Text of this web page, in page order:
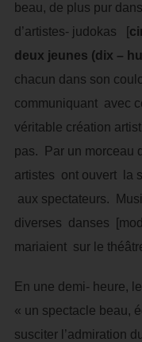
beau, de plus pur
d’artistes- judokas [
deux jeunes (dix –
chacun dans son
communiquant avec
véritable création
pas. Par un morceau
artistes ont ouvert la
aux spectateurs.
diverses danses
mariaient sur le
En une demi- heure,
« un spectacle beau,
susciter l’admiration